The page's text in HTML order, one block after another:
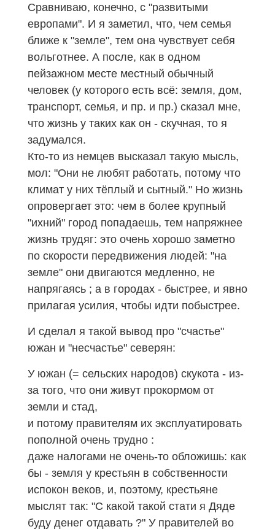
Сравниваю, конечно, с "развитыми
европами". И я заметил, что, чем семья
ближе к "земле", тем она чувствует себя
вольготнее. А после, как в одном
пейзажном месте местный обычный
человек (у которого есть всё: земля, дом,
транспорт, семья, и пр. и пр.) сказал мне,
что жизнь у таких как он - скучная, то я
задумался.
Кто-то из немцев высказал такую мысль,
мол: "Они не любят работать, потому что
климат у них тёплый и сытный." Но жизнь
опровергает это: чем в более крупный
"ихний" город попадаешь, тем напряжнее
жизнь трудяг: это очень хорошо заметно
по скорости передвижения людей: "на
земле" они двигаются медленно, не
напрягаясь ; а в городах - быстрее, и явно
прилагая усилия, чтобы идти побыстрее.
И сделал я такой вывод про "счастье"
южан и "несчастье" северян:
У южан (= сельских народов) скукота - из-
за того, что они живут прокормом от
земли и стад,
и потому правителям их эксплуатировать
пополной очень трудно :
даже налогами не очень-то обложишь: как
бы - земля у крестьян в собственности
испокон веков, и, поэтому, крестьяне
мыслят так: "С какой такой стати я Дяде
буду денег отдавать ?" У правителей во